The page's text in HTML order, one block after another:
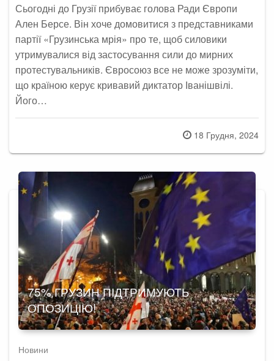
Сьогодні до Грузії прибуває голова Ради Європи
Ален Берсе. Він хоче домовитися з представниками
партії «Грузинська мрія» про те, щоб силовики
утримувалися від застосування сили до мирних
протестувальників. Євросоюз все не може зрозуміти,
що країною керує кривавий диктатор Іванішвілі.
Його…
Posted
on
18 Грудня, 2024
75% ГРУЗИН ПІДТРИМУЮТЬ
ОПОЗИЦІЮ!
Новини